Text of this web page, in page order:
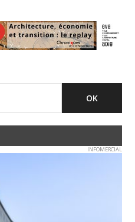
INFOMERCIAL